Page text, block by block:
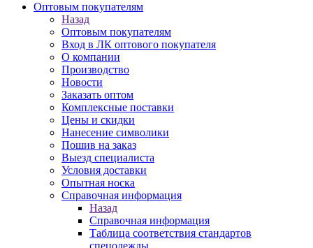
Оптовым покупателям
Назад
Оптовым покупателям
Вход в ЛК оптового покупателя
О компании
Производство
Новости
Заказать оптом
Комплексные поставки
Цены и скидки
Нанесение символики
Пошив на заказ
Выезд специалиста
Условия доставки
Опытная носка
Справочная информация
Назад
Справочная информация
Таблица соответствия стандартов
спецодежды